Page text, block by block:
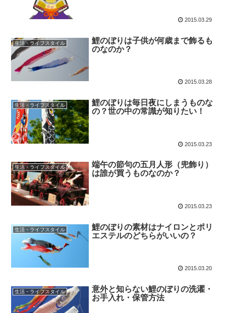
2015.03.29
生活・ライフスタイル
鯉のぼりは子供が何歳まで飾るも
のなのか？
2015.03.28
生活・ライフスタイル
鯉のぼりは毎日夜にしまうものな
の？世の中の常識が知りたい！
2015.03.23
生活・ライフスタイル
端午の節句の五月人形（兜飾り）
は誰が買うものなのか？
2015.03.23
生活・ライフスタイル
鯉のぼりの素材はナイロンとポリ
エステルのどちらがいいの？
2015.03.20
生活・ライフスタイル
意外と知らない鯉のぼりの洗濯・
お手入れ・保管方法